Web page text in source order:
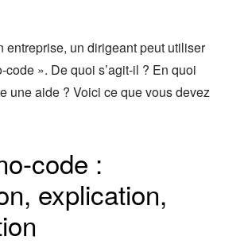
entreprise, un dirigeant peut utiliser
code ». De quoi s’agit-il ? En quoi
une aide ? Voici ce que vous devez
code :
explication,